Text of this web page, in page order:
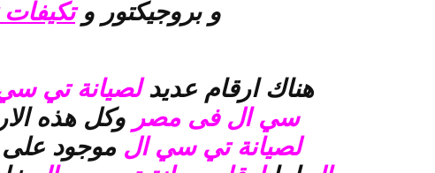
و بروجيكتور و
هناك ارقام عديد لصيانة تي
سي ال فى مصر وكل هذه
لصيانة تي سي ال موجود على